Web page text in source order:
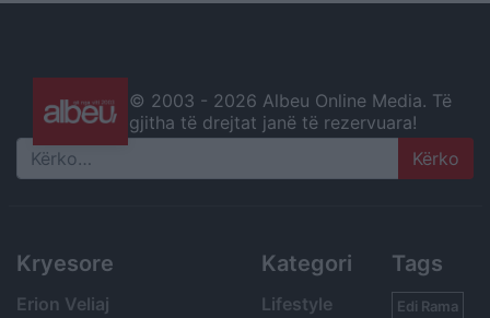
© 2003 - 2026 Albeu Online Media. Të
gjitha të drejtat janë të rezervuara!
Search
Kryesore
Erion Veliaj
Kategori
Lifestyle
Tags
Edi Rama